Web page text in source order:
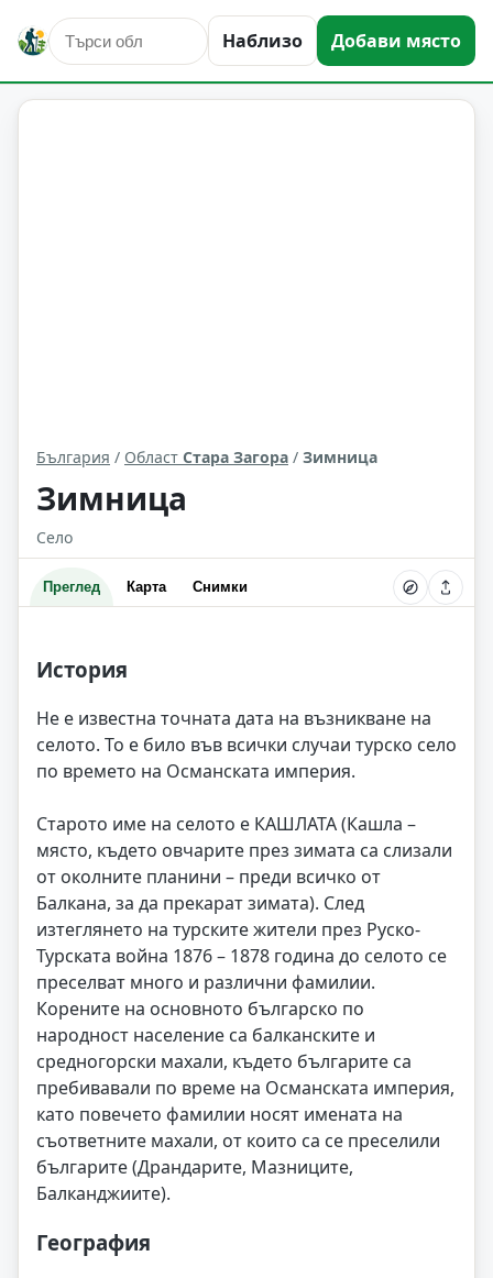
Наблизо Добави място
Зимница Област: Стара Загора
България / Област Стара Загора / Зимница
Зимница
Село
Преглед Карта Снимки
История
Не е известна точната дата на възникване на
селото. То е било във всички случаи турско село
по времето на Османската империя.
Старото име на селото е КАШЛАТА (Кашла –
място, където овчарите през зимата са слизали
от околните планини – преди всичко от
Балкана, за да прекарат зимата). След
изтеглянето на турските жители през Руско-
Турската война 1876 – 1878 година до селото се
преселват много и различни фамилии.
Корените на основното българско по
народност население са балканските и
средногорски махали, където българите са
пребивавали по време на Османската империя,
като повечето фамилии носят имената на
съответните махали, от които са се преселили
българите (Драндарите, Мазниците,
Балканджиите).
География